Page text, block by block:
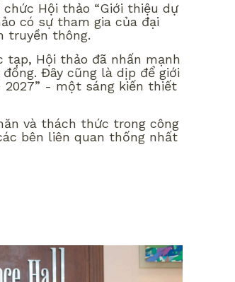
Hội thảo “Giới thiệu dự
có sự tham gia của đại
truyền thông.
tạp, Hội thảo đã nhấn mạnh
Đây cũng là dịp để giới
2027” - một sáng kiến thiết
và thách thức trong công
bên liên quan thống nhất